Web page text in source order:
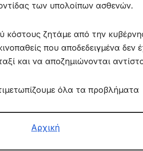
των υπολοίπων ασθενών.
ζητάμε από την
που αποδεδειγμένα δεν
και να αποζημιώνονται
όλα τα προβλήματα
Αρχική